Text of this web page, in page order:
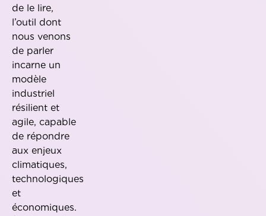
de le lire,
l’outil dont
nous venons
de parler
incarne un
modèle
industriel
résilient et
agile, capable
de répondre
aux enjeux
climatiques,
technologiques
et
économiques.